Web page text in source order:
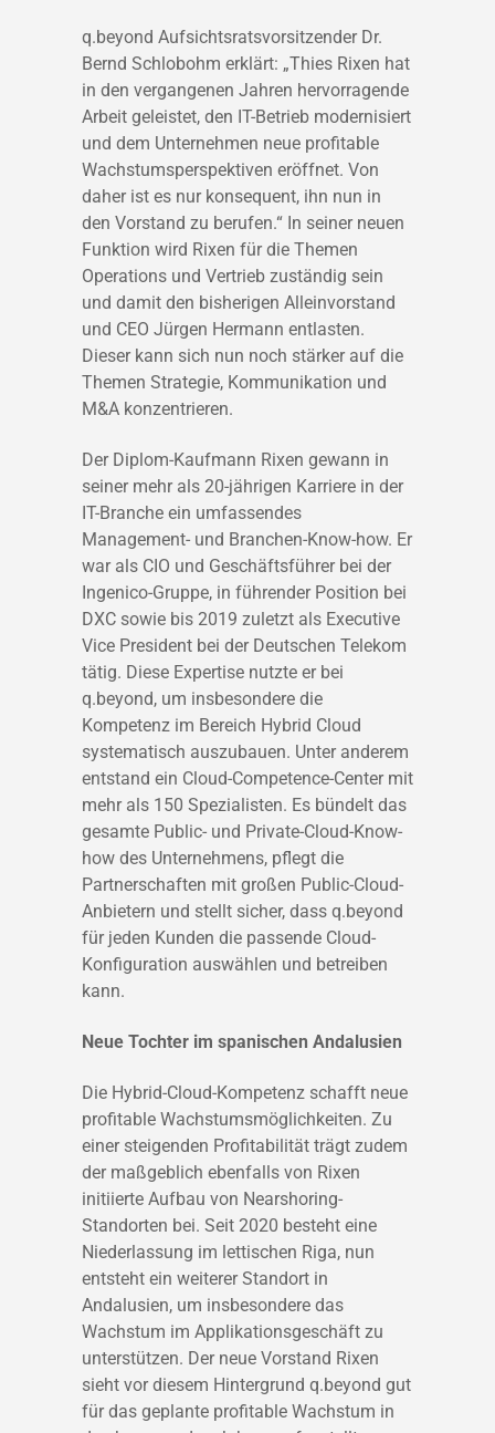
q.beyond Aufsichtsratsvorsitzender Dr.
Bernd Schlobohm erklärt: „Thies Rixen hat
in den vergangenen Jahren hervorragende
Arbeit geleistet, den IT-Betrieb modernisiert
und dem Unternehmen neue profitable
Wachstumsperspektiven eröffnet. Von
daher ist es nur konsequent, ihn nun in
den Vorstand zu berufen.“ In seiner neuen
Funktion wird Rixen für die Themen
Operations und Vertrieb zuständig sein
und damit den bisherigen Alleinvorstand
und CEO Jürgen Hermann entlasten.
Dieser kann sich nun noch stärker auf die
Themen Strategie, Kommunikation und
M&A konzentrieren.
Der Diplom-Kaufmann Rixen gewann in
seiner mehr als 20-jährigen Karriere in der
IT-Branche ein umfassendes
Management- und Branchen-Know-how. Er
war als CIO und Geschäftsführer bei der
Ingenico-Gruppe, in führender Position bei
DXC sowie bis 2019 zuletzt als Executive
Vice President bei der Deutschen Telekom
tätig. Diese Expertise nutzte er bei
q.beyond, um insbesondere die
Kompetenz im Bereich Hybrid Cloud
systematisch auszubauen. Unter anderem
entstand ein Cloud-Competence-Center mit
mehr als 150 Spezialisten. Es bündelt das
gesamte Public- und Private-Cloud-Know-
how des Unternehmens, pflegt die
Partnerschaften mit großen Public-Cloud-
Anbietern und stellt sicher, dass q.beyond
für jeden Kunden die passende Cloud-
Konfiguration auswählen und betreiben
kann.
Neue Tochter im spanischen Andalusien
Die Hybrid-Cloud-Kompetenz schafft neue
profitable Wachstumsmöglichkeiten. Zu
einer steigenden Profitabilität trägt zudem
der maßgeblich ebenfalls von Rixen
initiierte Aufbau von Nearshoring-
Standorten bei. Seit 2020 besteht eine
Niederlassung im lettischen Riga, nun
entsteht ein weiterer Standort in
Andalusien, um insbesondere das
Wachstum im Applikationsgeschäft zu
unterstützen. Der neue Vorstand Rixen
sieht vor diesem Hintergrund q.beyond gut
für das geplante profitable Wachstum in